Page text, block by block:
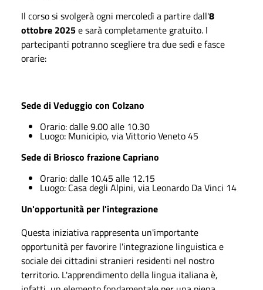
Il corso si svolgerà ogni mercoledì a partire dall'8
ottobre 2025e sarà completamente gratuito. I
partecipanti potranno scegliere tra due sedi e fasce
orarie:
Sede di Veduggio con Colzano
Orario: dalle 9.00 alle 10.30
Luogo: Municipio, via Vittorio Veneto 45
Sede di Briosco frazione Capriano
Orario: dalle 10.45 alle 12.15
Luogo: Casa degli Alpini, via Leonardo Da Vinci 14
Un'opportunità per l'integrazione
Questa iniziativa rappresenta un'importante
opportunità per favorire l'integrazione linguistica e
sociale dei cittadini stranieri residenti nel nostro
territorio. L'apprendimento della lingua italiana è,